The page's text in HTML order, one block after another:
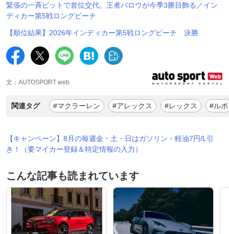
緊張の一斉ピットで首位交代。王者パロウが今季3勝目飾る／イン
ディカー第5戦ロングビーチ
【順位結果】2026年インディカー第5戦ロングビーチ 決勝
文：AUTOSPORT web
関連タグ #マクラーレン #アレックス #レックス #ルポ
【キャンペーン】8月の毎週金・土・日はガソリン・軽油7円/L引
き！（要マイカー登録＆特定情報の入力）
こんな記事も読まれています